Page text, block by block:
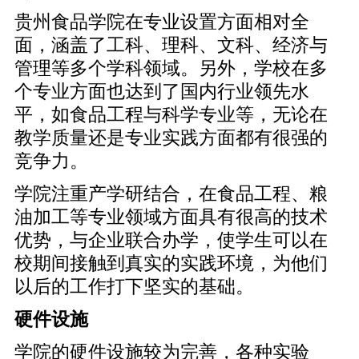
贵州食品学院在专业设置方面相对全
面，涵盖了工科、理科、文科、经济与
管理等多个学科领域。另外，学校在多
个专业方面也达到了国内行业领先水
平，如食品工程与科学专业等，无论在
教学质量还是专业实践方面都有很强的
竞争力。
学院注重产学研结合，在食品工程、粮
油加工等专业领域方面具有很高的技术
优势，与企业联合办学，使学生可以在
校期间接触到真实的实践环境，为他们
以后的工作打下坚实的基础。
硬件设施
学院的硬件设施较为完善，各种实验